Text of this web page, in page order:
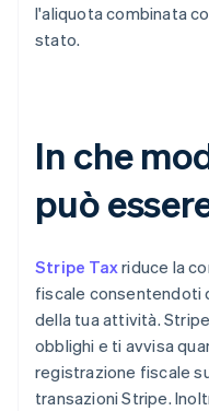
l'aliquota combinata
stato.
In che
può
Stripe Taxriduce la
fiscale consentendoti
della tua attività.
obblighi e ti avvisa
registrazione fiscale
transazioni Stripe.